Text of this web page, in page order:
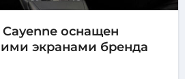
оснащен
экранами бренда